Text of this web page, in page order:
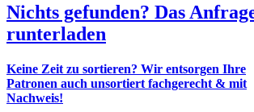
Nichts gefunden? Das
runterladen
Keine Zeit zu sortieren? Wir entsorgen Ihre
Patronen auch unsortiert fachgerecht & mit
Nachweis!